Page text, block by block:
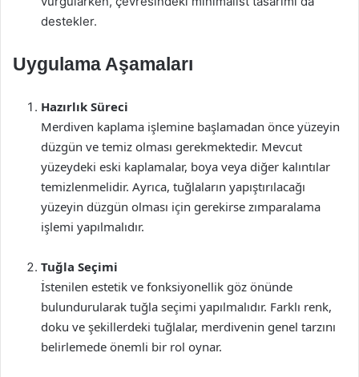
destekler.
Uygulama Aşamaları
Hazırlık Süreci
Merdiven kaplama işlemine başlamadan önce yüzeyin
düzgün ve temiz olması gerekmektedir. Mevcut
yüzeydeki eski kaplamalar, boya veya diğer kalıntılar
temizlenmelidir. Ayrıca, tuğlaların yapıştırılacağı
yüzeyin düzgün olması için gerekirse zımparalama
işlemi yapılmalıdır.
Tuğla Seçimi
İstenilen estetik ve fonksiyonellik göz önünde
bulundurularak tuğla seçimi yapılmalıdır. Farklı renk,
doku ve şekillerdeki tuğlalar, merdivenin genel tarzını
belirlemede önemli bir rol oynar.